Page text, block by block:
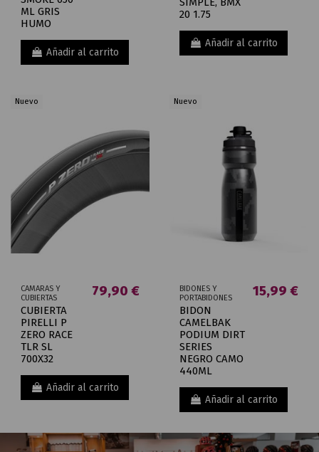
ML GRIS
HUMO
Añadir al carrito
20 1.75
Añadir al carrito
Nuevo
CAMARAS Y
CUBIERTAS
CUBIERTA
PIRELLI P
ZERO RACE
TLR SL
700X32
79,90 €
Añadir al carrito
Nuevo
BIDONES Y
PORTABIDONES
BIDON
CAMELBAK
PODIUM DIRT
SERIES
NEGRO CAMO
440ML
15,99 €
Añadir al carrito